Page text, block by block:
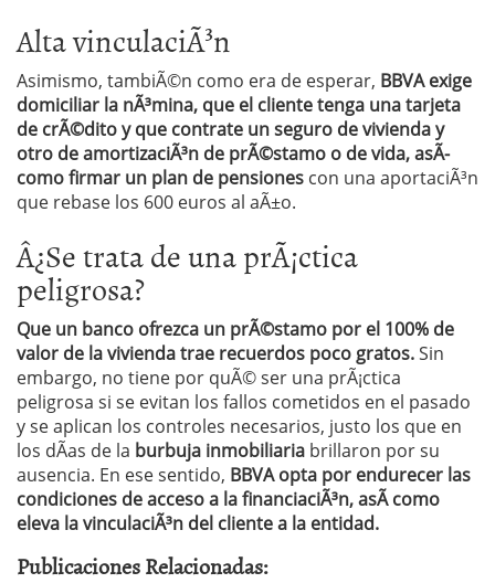
Alta vinculaciÃ³n
Asimismo, tambiÃ©n como era de esperar, BBVA exige
domiciliar la nÃ³mina, que el cliente tenga una tarjeta
de crÃ©dito y que contrate un seguro de vivienda y
otro de amortizaciÃ³n de prÃ©stamo o de vida, asÃ­
como firmar un plan de pensiones con una aportaciÃ³n
que rebase los 600 euros al aÃ±o.
Â¿Se trata de una prÃ¡ctica
peligrosa?
Que un banco ofrezca un prÃ©stamo por el 100% de
valor de la vivienda trae recuerdos poco gratos.Sin
embargo, no tiene por quÃ© ser una prÃ¡ctica
peligrosa si se evitan los fallos cometidos en el pasado
y se aplican los controles necesarios, justo los que en
los dÃ­as de la burbuja inmobiliaria brillaron por su
ausencia. En ese sentido, BBVA opta por endurecer las
condiciones de acceso a la financiaciÃ³n, asÃ­ como
eleva la vinculaciÃ³n del cliente a la entidad.
Publicaciones Relacionadas: